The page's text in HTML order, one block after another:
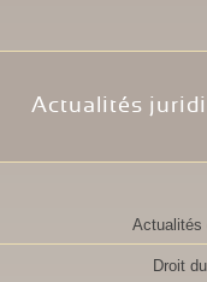
Actualités
Actualités
Droit